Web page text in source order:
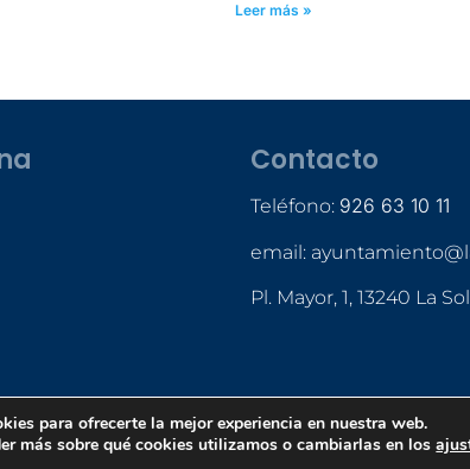
Leer más »
Contacto
Teléfono: 926 63 10 11
email:
Pl. Mayor, 1, 13240 La
para ofrecerte la mejor experiencia en nuestra web.
más sobre qué cookies utilizamos o cambiarlas en los